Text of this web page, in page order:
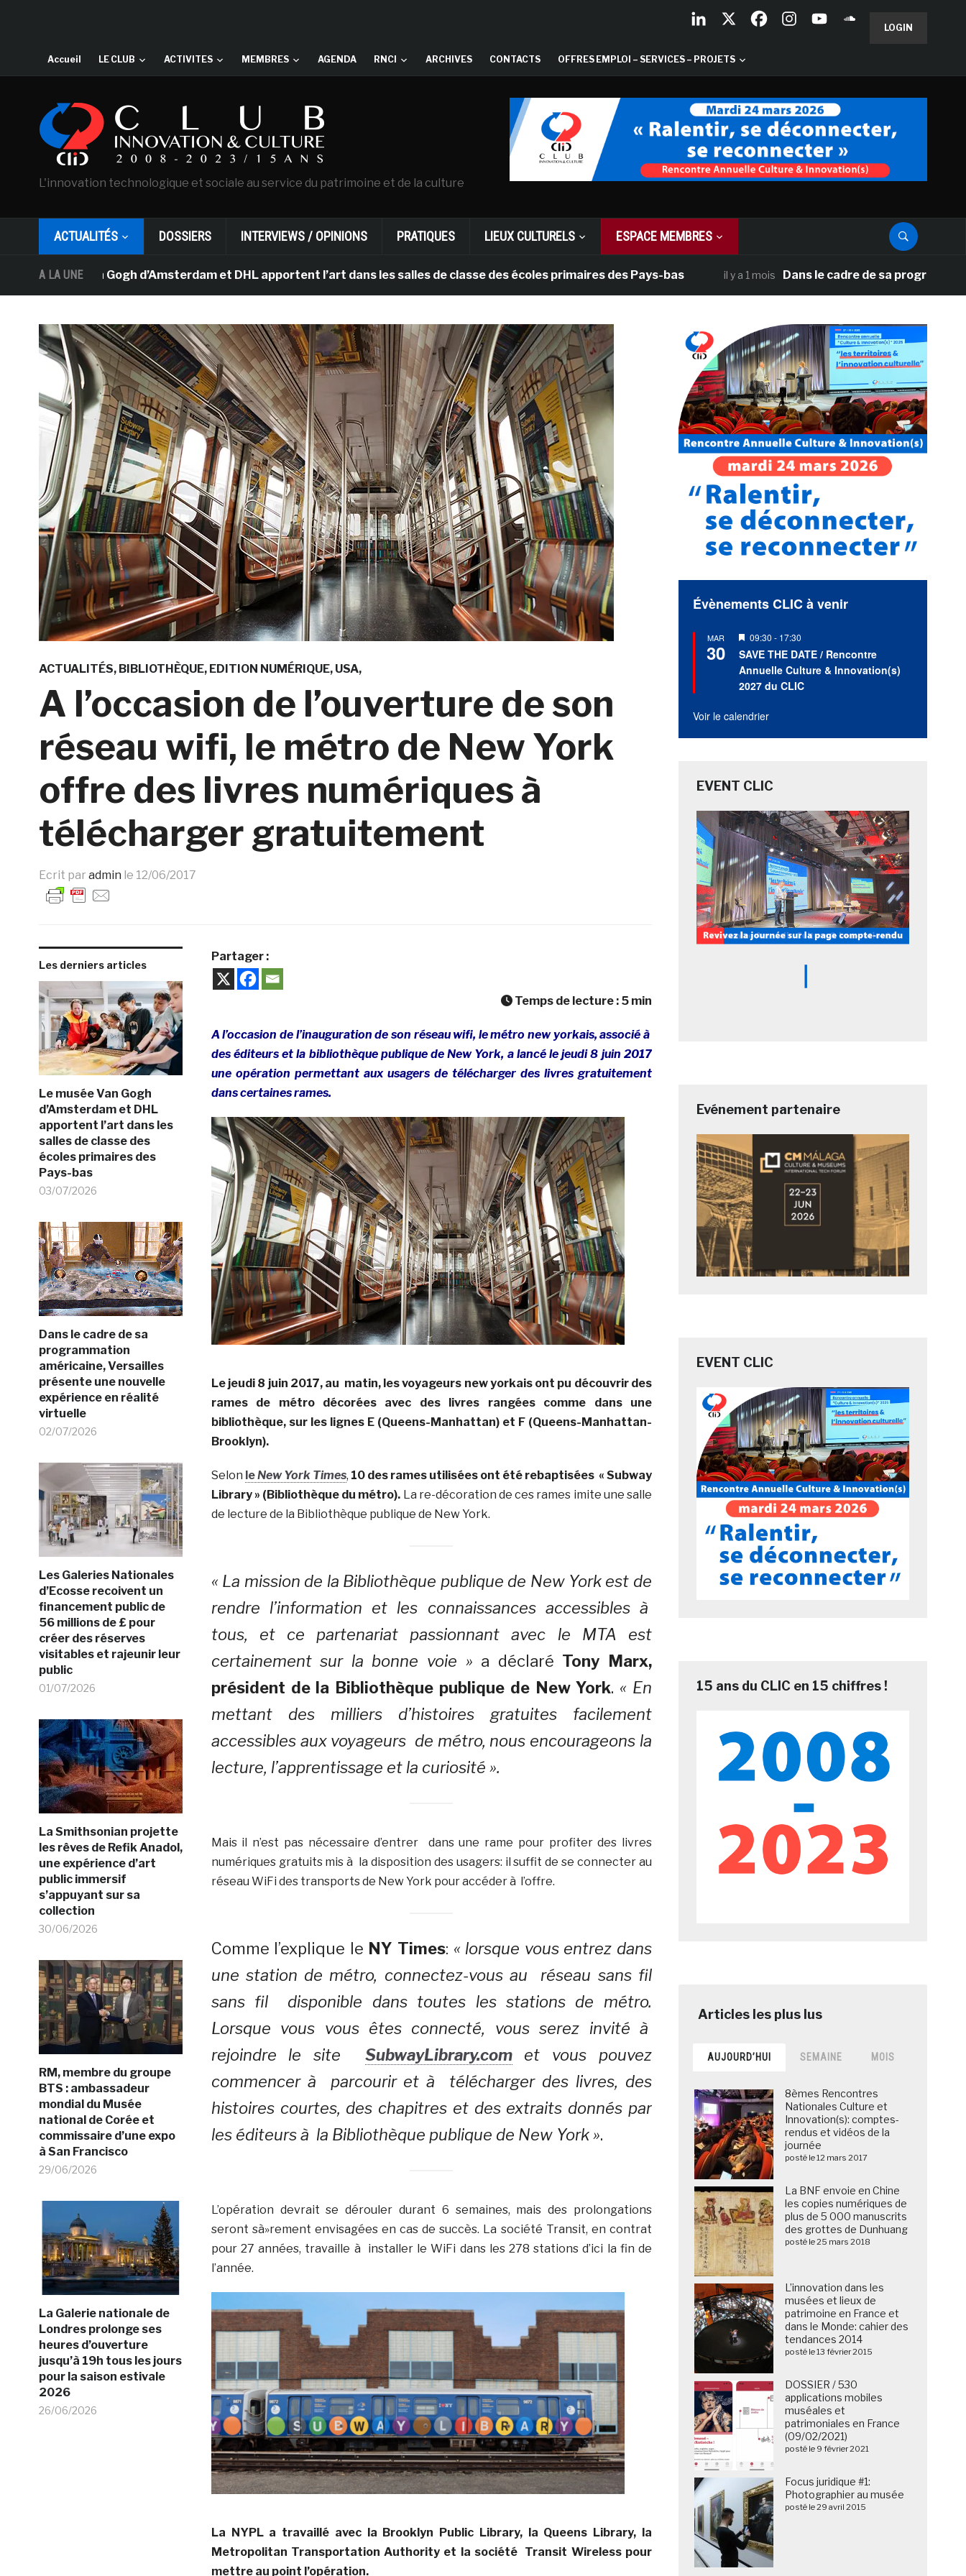
LOGIN
Accueil LE CLUB ACTIVITES MEMBRES AGENDA RNCI ARCHIVES CONTACTS OFFRES EMPLOI – SERVICES – PROJETS
L'innovation technologique et sociale au service du patrimoine et de la culture
ACTUALITÉS DOSSIERS INTERVIEWS / OPINIONS PRATIQUES LIEUX CULTURELS ESPACE MEMBRES
A LA UNE
Van Gogh d’Amsterdam et DHL apportent l’art dans les salles de classe des écoles primaires des Pays-bas il y a 1 mois Dans le cadre de sa programmation
ACTUALITÉS BIBLIOTHÈQUE EDITION NUMÉRIQUE USA
A l’occasion de l’ouverture de son
réseau wifi, le métro de New York
offre des livres numériques à
télécharger gratuitement
Ecrit par admin le 12/06/2017
Les derniers articles
Le musée Van Gogh
d’Amsterdam et DHL
apportent l’art dans les
salles de classe des
écoles primaires des
Pays-bas
03/07/2026
Dans le cadre de sa
programmation
américaine, Versailles
présente une nouvelle
expérience en réalité
virtuelle
02/07/2026
Les Galeries Nationales
d’Ecosse recoivent un
financement public de
56 millions de £ pour
créer des réserves
visitables et rajeunir leur
public
01/07/2026
La Smithsonian projette
les rêves de Refik Anadol,
une expérience d’art
public immersif
s’appuyant sur sa
collection
30/06/2026
RM, membre du groupe
BTS : ambassadeur
mondial du Musée
national de Corée et
commissaire d’une expo
à San Francisco
29/06/2026
La Galerie nationale de
Londres prolonge ses
heures d’ouverture
jusqu’à 19h tous les jours
pour la saison estivale
2026
26/06/2026
Partager :
Temps de lecture : 5 min
A l’occasion de l’inauguration de son réseau wifi, le métro new yorkais, associé à
des éditeurs et la bibliothèque publique de New York, a lancé le jeudi 8 juin 2017
une opération permettant aux usagers de télécharger des livres gratuitement
dans certaines rames.
Le jeudi 8 juin 2017, au matin, les voyageurs new yorkais ont pu découvrir des
rames de métro décorées avec des livres rangées comme dans une
bibliothèque, sur les lignes E (Queens-Manhattan) et F (Queens-Manhattan-
Brooklyn).
Selon leNew York Times, 10 des rames utilisées ont été rebaptisées « Subway
Library » (Bibliothèque du métro). La re-décoration de ces rames imite une salle
de lecture de la Bibliothèque publique de New York.
« La mission de la Bibliothèque publique de New York est de
rendre l’information et les connaissances accessibles à
tous, et ce partenariat passionnant avec le MTA est
certainement sur la bonne voie » a déclaré Tony Marx,
président de la Bibliothèque publique de New York. « En
mettant des milliers d’histoires gratuites facilement
accessibles aux voyageurs de métro, nous encourageons la
lecture, l’apprentissage et la curiosité ».
Mais il n’est pas nécessaire d’entrer dans une rame pour profiter des livres
numériques gratuits mis à la disposition des usagers: il suffit de se connecter au
réseau WiFi des transports de New York pour accéder à l’offre.
Comme l’explique le NY Times: « lorsque vous entrez dans
une station de métro, connectez-vous au réseau sans fil
sans fil disponible dans toutes les stations de métro.
Lorsque vous vous êtes connecté, vous serez invité à
rejoindre le site SubwayLibrary.comet vous pouvez
commencer à parcourir et à télécharger des livres, des
histoires courtes, des chapitres et des extraits donnés par
les éditeurs à la Bibliothèque publique de New York ».
L’opération devrait se dérouler durant 6 semaines, mais des prolongations
seront sà»rement envisagées en cas de succès. La société Transit, en contrat
pour 27 années, travaille à installer le WiFi dans les 278 stations d’ici la fin de
l’année.
La NYPL a travaillé avec la Brooklyn Public Library, la Queens Library, la
Metropolitan Transportation Authority et la société Transit Wireless pour
mettre au point l’opération.
Évènements CLIC à venir
MAR
30
Mis
en
avant
09:30 - 17:30
SAVE THE DATE / Rencontre
Annuelle Culture & Innovation(s)
2027 du CLIC
Voir le calendrier
EVENT CLIC
Evénement partenaire
EVENT CLIC
15 ans du CLIC en 15 chiffres !
AUJOURD’HUI SEMAINE MOIS
8èmes Rencontres
Nationales Culture et
Innovation(s): comptes-
rendus et vidéos de la
journée
posté le 12 mars 2017
La BNF envoie en Chine
les copies numériques de
plus de 5 000 manuscrits
des grottes de Dunhuang
posté le 25 mars 2018
L’innovation dans les
musées et lieux de
patrimoine en France et
dans le Monde: cahier des
tendances 2014
posté le 13 février 2015
DOSSIER / 530
applications mobiles
muséales et
patrimoniales en France
(09/02/2021)
posté le 9 février 2021
Focus juridique #1:
Photographier au musée
posté le 29 avril 2015